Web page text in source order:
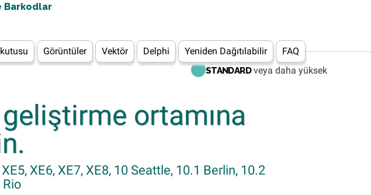
Barkodlar
Görüntüler Vektör Delphi Yeniden Dağıtılabilir FAQ
STANDARDveya daha yüksek
ortamına
XE6, XE7, XE8, 10 Seattle, 10.1 Berlin, 10.2